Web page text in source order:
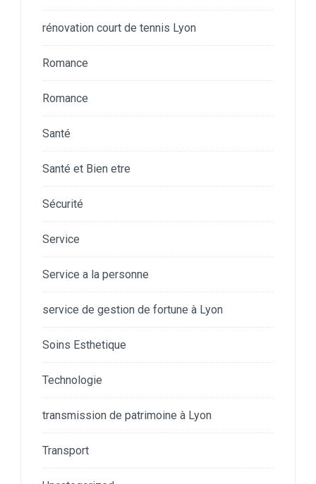
rénovation court de tennis Lyon
Romance
Romance
Santé
Santé et Bien etre
Sécurité
Service
Service a la personne
service de gestion de fortune à Lyon
Soins Esthetique
Technologie
transmission de patrimoine à Lyon
Transport